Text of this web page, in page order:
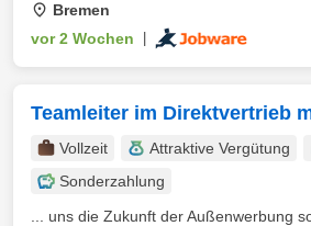
Bremen
vor 2 Wochen
Teamleiter im Direktvertrieb
Vollzeit Attraktive Vergütung
Sonderzahlung
... uns die Zukunft der Außenwerbung